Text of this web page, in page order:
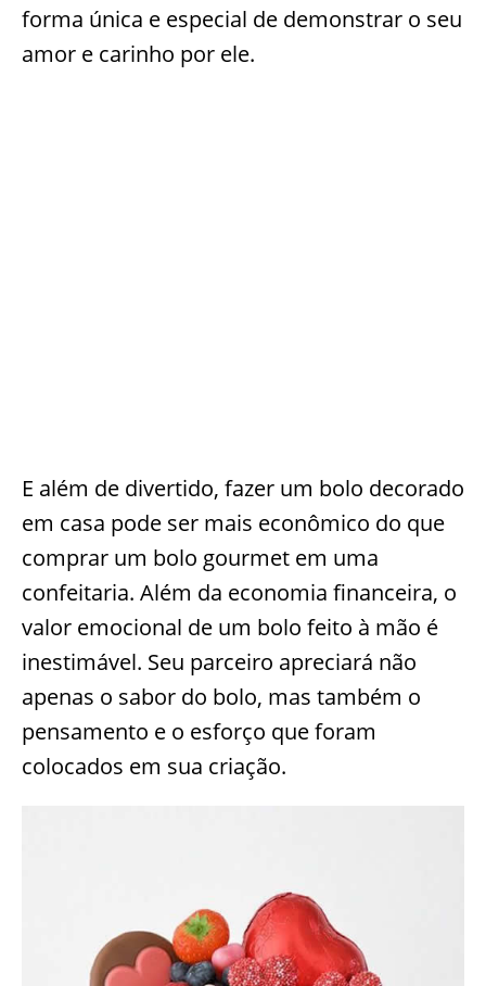
forma única e especial de demonstrar o seu
amor e carinho por ele.
E além de divertido, fazer um bolo decorado
em casa pode ser mais econômico do que
comprar um bolo gourmet em uma
confeitaria. Além da economia financeira, o
valor emocional de um bolo feito à mão é
inestimável. Seu parceiro apreciará não
apenas o sabor do bolo, mas também o
pensamento e o esforço que foram
colocados em sua criação.